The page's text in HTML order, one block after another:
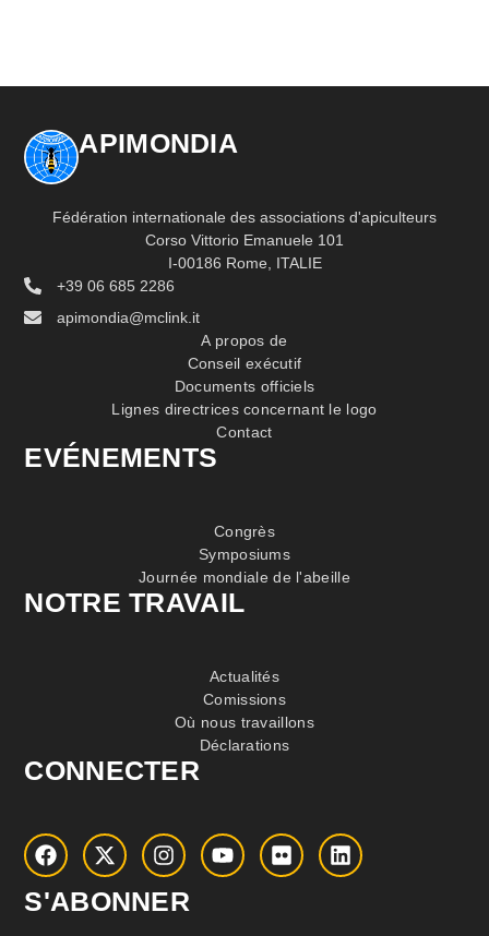
APIMONDIA
Fédération internationale des associations d'apiculteurs
Corso Vittorio Emanuele 101
I-00186 Rome, ITALIE
+39 06 685 2286
apimondia@mclink.it
A propos de
Conseil exécutif
Documents officiels
Lignes directrices concernant le logo
Contact
EVÉNEMENTS
Congrès
Symposiums
Journée mondiale de l'abeille
NOTRE TRAVAIL
Actualités
Comissions
Où nous travaillons
Déclarations
CONNECTER
S'ABONNER